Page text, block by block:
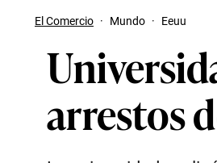
El Comercio · Mundo · Eeuu
arrestos